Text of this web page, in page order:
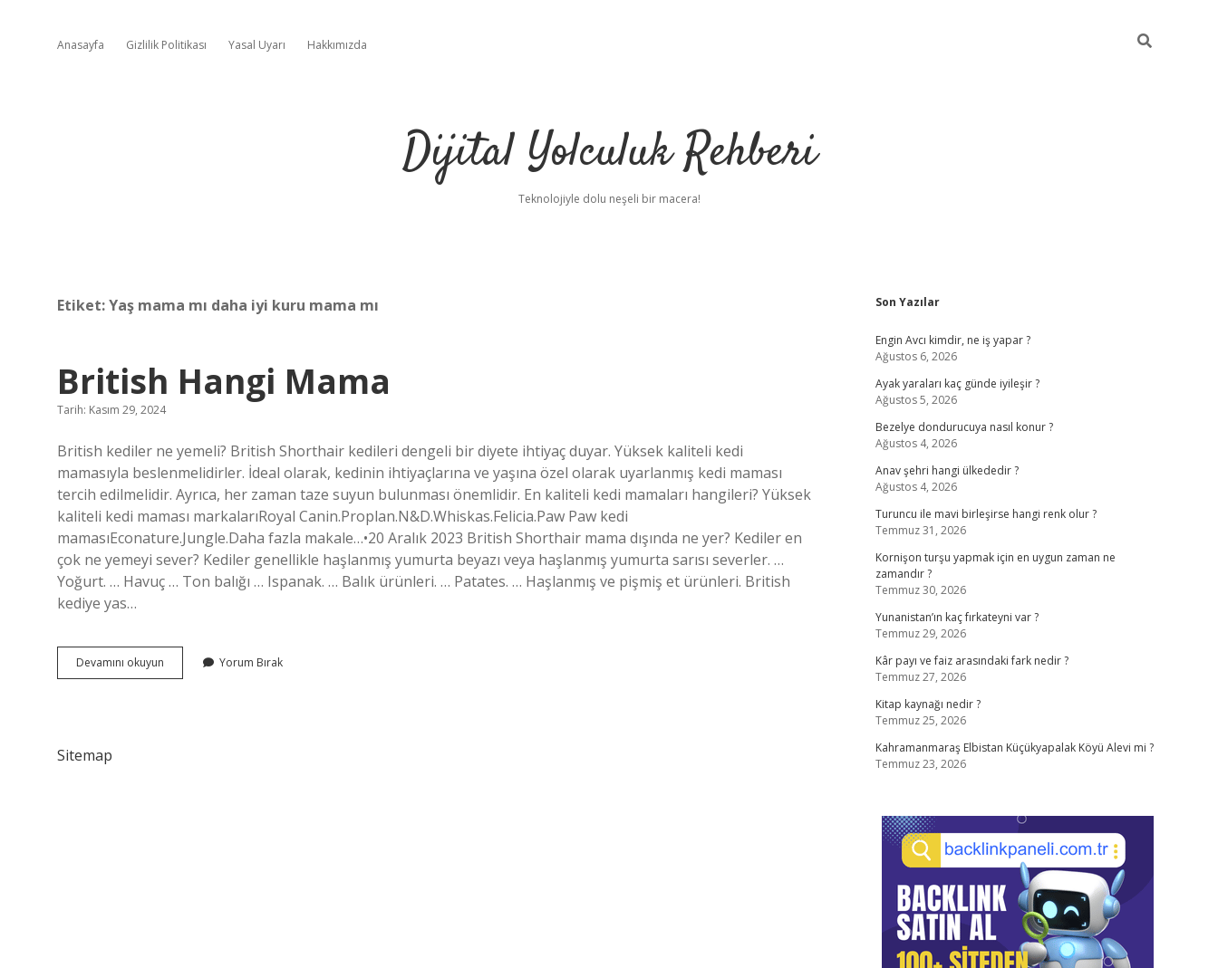
Anasayfa Gizlilik Politikası Yasal Uyarı Hakkımızda
Dijital Yolculuk Rehberi
Teknolojiyle dolu neşeli bir macera!
Etiket:Yaş mama mı daha iyi kuru mama mı
British Hangi Mama
Tarih: Kasım 29, 2024
British kediler ne yemeli? British Shorthair kedileri dengeli bir diyete ihtiyaç duyar. Yüksek kaliteli kedi
mamasıyla beslenmelidirler. İdeal olarak, kedinin ihtiyaçlarına ve yaşına özel olarak uyarlanmış kedi maması
tercih edilmelidir. Ayrıca, her zaman taze suyun bulunması önemlidir. En kaliteli kedi mamaları hangileri? Yüksek
kaliteli kedi maması markalarıRoyal Canin.Proplan.N&D.Whiskas.Felicia.Paw Paw kedi
mamasıEconature.Jungle.Daha fazla makale…•20 Aralık 2023 British Shorthair mama dışında ne yer? Kediler en
çok ne yemeyi sever? Kediler genellikle haşlanmış yumurta beyazı veya haşlanmış yumurta sarısı severler. …
Yoğurt. … Havuç … Ton balığı … Ispanak. … Balık ürünleri. … Patates. … Haşlanmış ve pişmiş et ürünleri. British
kediye yas…
Devamını okuyun
Hangi
Yorum Bırak
Sitemap
Sidebar
Son Yazılar
Engin Avcı kimdir, ne iş yapar ?
Ağustos 6, 2026
Ayak yaraları kaç günde iyileşir ?
Ağustos 5, 2026
Bezelye dondurucuya nasıl konur ?
Ağustos 4, 2026
Anav şehri hangi ülkededir ?
Ağustos 4, 2026
Turuncu ile mavi birleşirse hangi renk olur ?
Temmuz 31, 2026
Kornişon turşu yapmak için en uygun zaman ne
zamandır ?
Temmuz 30, 2026
Yunanistan’ın kaç fırkateyni var ?
Temmuz 29, 2026
Kâr payı ve faiz arasındaki fark nedir ?
Temmuz 27, 2026
Kitap kaynağı nedir ?
Temmuz 25, 2026
Kahramanmaraş Elbistan Küçükyapalak Köyü Alevi mi ?
Temmuz 23, 2026